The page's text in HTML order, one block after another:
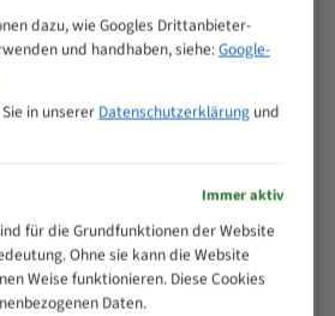
)
4
3
dazu, wie Googles Drittanbieter-
und handhaben, siehe:Google-
in unserer Datenschutzerklärungund
Immer aktiv
für die Grundfunktionen der Website
Ohne sie kann die Website
Weise funktionieren. Diese Cookies
Daten.